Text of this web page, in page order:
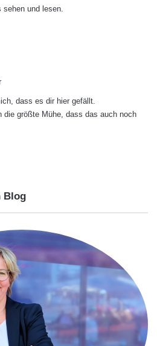
sehen und lesen.
dass es dir hier gefällt.
die größte Mühe, dass das auch noch
Blog